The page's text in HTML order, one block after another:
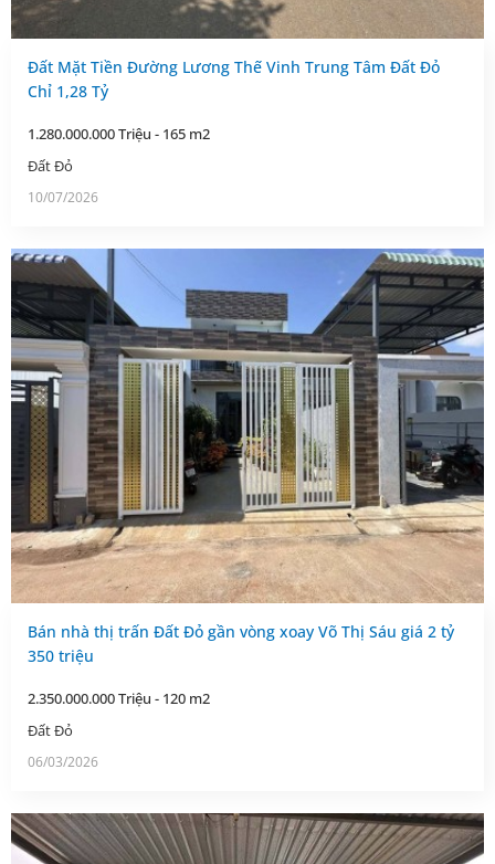
Đất Mặt Tiền Đường Lương Thế Vinh Trung Tâm Đất Đỏ
Chỉ 1,28 Tỷ
1.280.000.000 Triệu - 165 m2
Đất Đỏ
10/07/2026
Bán nhà thị trấn Đất Đỏ gần vòng xoay Võ Thị Sáu giá 2 tỷ
350 triệu
2.350.000.000 Triệu - 120 m2
Đất Đỏ
06/03/2026